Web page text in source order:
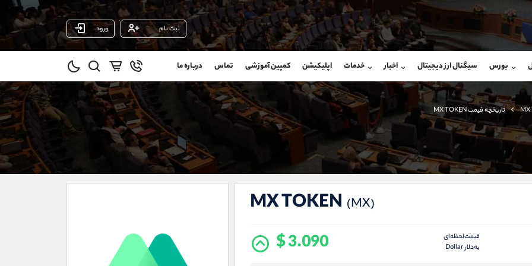
ثبت نام ورود
بورس سیگنال ارز دیجیتال اخبار خدمات اپلیکیشن کمپین آموزشی تماس درباره ما
MX تاریخچه قیمت MX TOKEN
MX TOKEN (MX)
قیمت‌لحظه‌ای
به‌دلار Dollar
$ 3.090
شروع گفتگو
@Armteam_admin_103
103
شروع گفتگو
@Armteam_admin_33
داخلی 118
(فائزه تهرانی)
09101364784
واتساپ شروع گفتگو
تلگرام @Armteam_admin_104
021-22021030
021-22021040
@alirezamehrabi_com
@alirezamehrabi_official